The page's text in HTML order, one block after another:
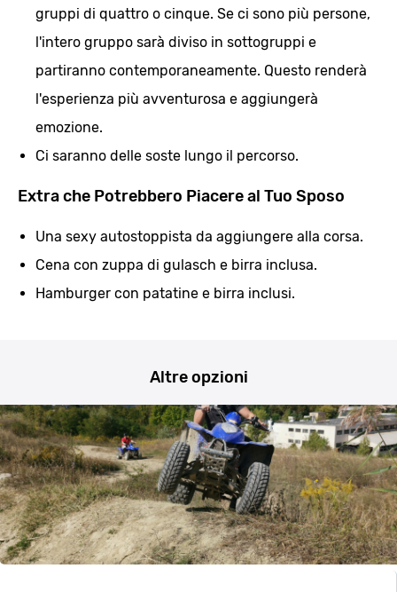
gruppi di quattro o cinque. Se ci sono più persone,
l'intero gruppo sarà diviso in sottogruppi e
partiranno contemporaneamente. Questo renderà
l'esperienza più avventurosa e aggiungerà
emozione.
Ci saranno delle soste lungo il percorso.
Extra che Potrebbero Piacere al Tuo Sposo
Una sexy autostoppista da aggiungere alla corsa.
Cena con zuppa di gulasch e birra inclusa.
Hamburger con patatine e birra inclusi.
Altre opzioni